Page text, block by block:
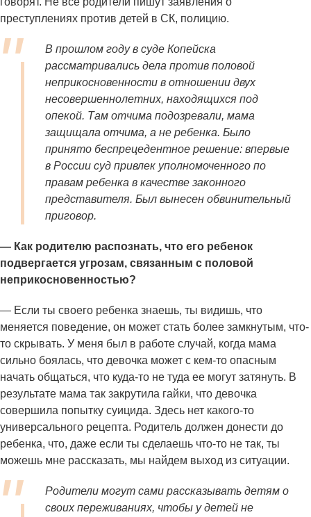
преступлениях против детей в СК, полицию.
В прошлом году в суде Копейска
рассматривались дела против половой
неприкосновенности в отношении двух
несовершеннолетних, находящихся под
опекой. Там отчима подозревали, мама
защищала отчима, а не ребенка. Было
принято беспрецедентное решение: впервые
в России суд привлек уполномоченного по
правам ребенка в качестве законного
представителя. Был вынесен обвинительный
приговор.
— Как родителю распознать, что его ребенок
подвергается угрозам, связанным с половой
неприкосновенностью?
— Если ты своего ребенка знаешь, ты видишь, что
меняется поведение, он может стать более замкнутым, что-
то скрывать. У меня был в работе случай, когда мама
сильно боялась, что девочка может с кем-то опасным
начать общаться, что куда-то не туда ее могут затянуть. В
результате мама так закрутила гайки, что девочка
совершила попытку суицида. Здесь нет какого-то
универсального рецепта. Родитель должен донести до
ребенка, что, даже если ты сделаешь что-то не так, ты
можешь мне рассказать, мы найдем выход из ситуации.
Родители могут сами рассказывать детям о
своих переживаниях, чтобы у детей не